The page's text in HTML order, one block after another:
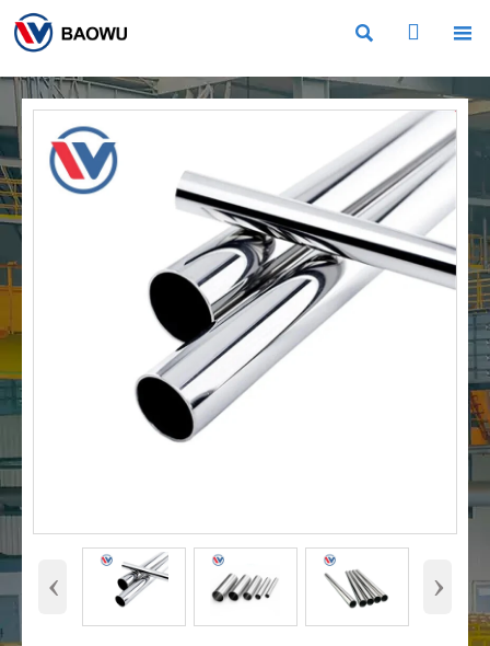
  
‹ ›